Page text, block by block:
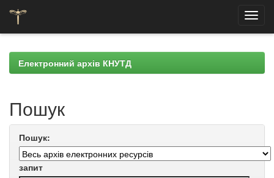
navigationЕлектронний архів КНУТД
Пошук
Пошук:
запит